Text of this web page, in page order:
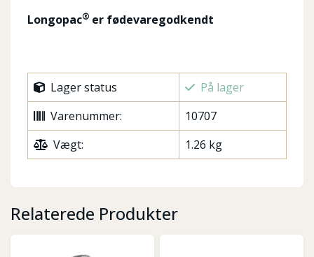
Longopac® er fødevaregodkendt
Lager status
På lager
Varenummer:
10707
Vægt:
1.26 kg
Relaterede Produkter